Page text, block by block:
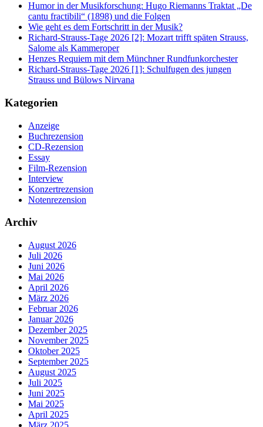
Humor in der Musikforschung: Hugo Riemanns Traktat „De
cantu fractibili“ (1898) und die Folgen
Wie geht es dem Fortschritt in der Musik?
Richard-Strauss-Tage 2026 [2]: Mozart trifft späten Strauss,
Salome als Kammeroper
Henzes Requiem mit dem Münchner Rundfunkorchester
Richard-Strauss-Tage 2026 [1]: Schulfugen des jungen
Strauss und Bülows Nirvana
Kategorien
Anzeige
Buchrezension
CD-Rezension
Essay
Film-Rezension
Interview
Konzertrezension
Notenrezension
Archiv
August 2026
Juli 2026
Juni 2026
Mai 2026
April 2026
März 2026
Februar 2026
Januar 2026
Dezember 2025
November 2025
Oktober 2025
September 2025
August 2025
Juli 2025
Juni 2025
Mai 2025
April 2025
März 2025